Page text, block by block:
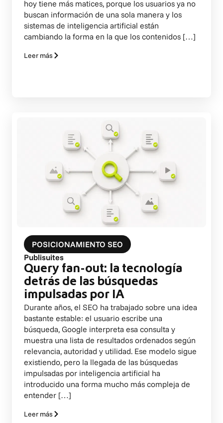
hoy tiene más matices, porque los usuarios ya no
buscan información de una sola manera y los
sistemas de inteligencia artificial están
cambiando la forma en la que los contenidos […]
Leer más
POSICIONAMIENTO SEO
Publisuites
Query fan-out: la tecnología
detrás de las búsquedas
impulsadas por IA
Durante años, el SEO ha trabajado sobre una idea
bastante estable: el usuario escribe una
búsqueda, Google interpreta esa consulta y
muestra una lista de resultados ordenados según
relevancia, autoridad y utilidad. Ese modelo sigue
existiendo, pero la llegada de las búsquedas
impulsadas por inteligencia artificial ha
introducido una forma mucho más compleja de
entender […]
Leer más